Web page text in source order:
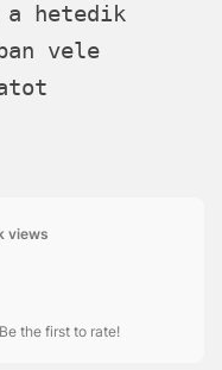
a hetedik
vele
views
the first to rate!